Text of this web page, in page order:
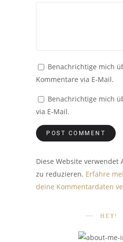
Benachrichtige mich
Kommentare via E-Mail.
Benachrichtige mich
via E-Mail.
Diese Website verwendet
zu reduzieren. Erfahre
deine Kommentardaten
HEY!